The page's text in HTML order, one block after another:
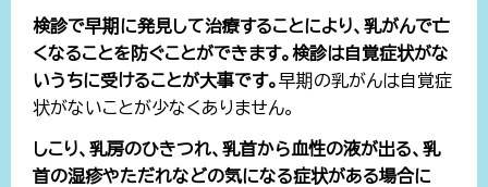
検診で早期に発見して治療することにより、乳がんで亡
くなることを防ぐことができます。検診は自覚症状がな
いうちに受けることが大事です。早期の乳がんは自覚症
状がないことが少なくありません。
しこり、乳房のひきつれ、乳首から血性の液が出る、乳
首の湿疹やただれなどの気になる症状がある場合に